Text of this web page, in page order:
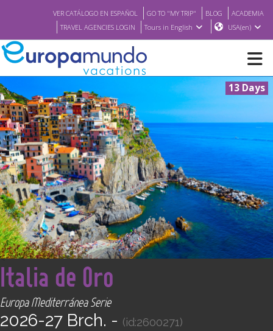
VER CATÁLOGO EN ESPAÑOL GO TO "MY TRIP" BLOG
ACADEMIA
TRAVEL AGENCIES LOGIN
Tours in English USA(en)
BROCHURE PDF
WHERE TO BUY
FEATURED
ABOUT US
Find your Tour
13 Days
<
Italia de Oro
Europa Mediterránea Serie
2026-27 Brch. - (id:2600271)